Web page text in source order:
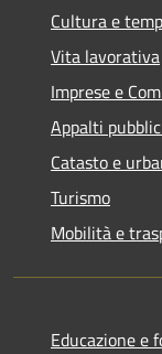
Cultura e
Vita lavorativa
Imprese e
Appalti
Catasto e
Turismo
Mobilità e
Educazione e